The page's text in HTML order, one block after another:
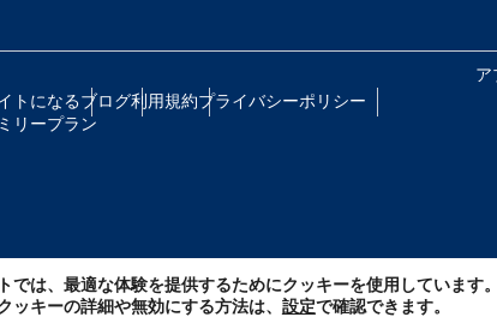
トになるブログ利用規約プライバシーポリシー
リープラン
ア
- カナダドル
- スイス・フラン NZD - ニュージーランド
では、最適な体験を提供するためにクッキーを使用しています。
ッキーの詳細や無効にする方法は、 設定で確認できます。